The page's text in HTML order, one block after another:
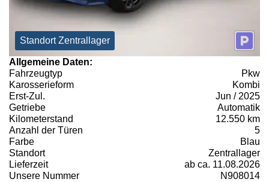
Standort Zentrallager
Allgemeine Daten:
Fahrzeugtyp
Pkw
Karosserieform
Kombi
Erst-Zul.
Jun / 2025
Getriebe
Automatik
Kilometerstand
12.550 km
Anzahl der Türen
5
Farbe
Blau
Standort
Zentrallager
Lieferzeit
ab ca. 11.08.2026
Unsere Nummer
N908014